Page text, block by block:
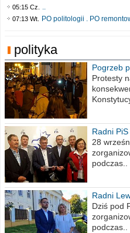
05:15 Cz. ..
07:13 Wt. PO politologii . PO
polityka
Pogrzeb
Protesty
Radni
na 2021
28
podczas..
Radni
Dziś pod
podczas..